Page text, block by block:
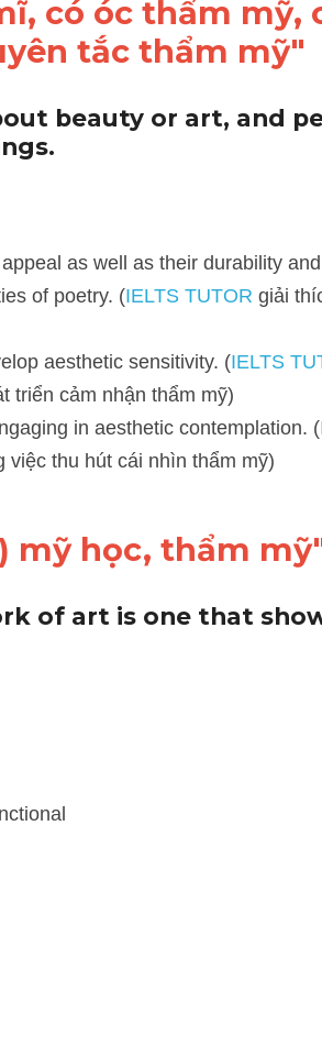
có óc thẩm mỹ,
tắc thẩm mỹ"
beauty or art, and
as well as their durability and quality.
(
IELTS TUTOR
giải thích: Bài báo
sensitivity. ( IELTS TUTOR
giải
in aesthetic contemplation. (
IELTS
mỹ)
học, thẩm mỹ"
of art is one that